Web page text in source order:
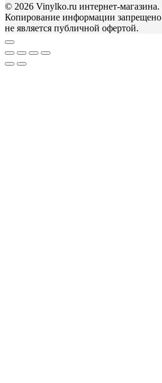
© 2026 Vinylko.ru интернет-
Копирование информации
не является публичной офертой.